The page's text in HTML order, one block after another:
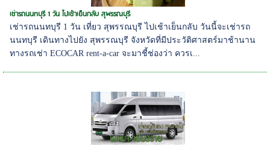
เช่ารถนนทบุรี 1 วัน ไปเช้าเย็นกลับ สุพรรณบุรี
เช่ารถนนทบุรี 1 วัน เที่ยว สุพรรณบุรี ไปเช้าเย็นกลับ วันนี้จะเช่ารถ
นนทบุรี เดินทางไปยัง สุพรรณบุรี จังหวัดที่มีประวัติศาสตร์มาช้านาน
ทางรถเช่า ECOCAR rent-a-car จะมาชี้ช่องว่า ควรเ...